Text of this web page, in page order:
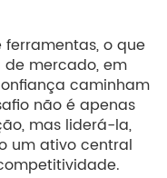
o que
mercado, em
caminham
não é apenas
mas liderá-la,
um ativo central